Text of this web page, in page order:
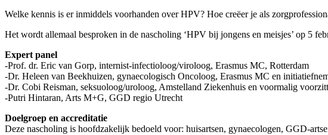
Welke kennis is er inmiddels voorhanden over HPV? Hoe creëer je als
Het wordt allemaal besproken in de nascholing ‘HPV bij jongens en meisjes’ op 5
Expert panel
-Prof. dr. Eric van Gorp, internist-infectioloog/viroloog, Erasmus MC, Rotterdam
-Dr. Heleen van Beekhuizen, gynaecologisch Oncoloog, Erasmus MC en
-Dr. Cobi Reisman, seksuoloog/uroloog, Amstelland Ziekenhuis en voormalig
-Putri Hintaran, Arts M+G, GGD regio Utrecht
Doelgroep en accreditatie
Deze nascholing is hoofdzakelijk bedoeld voor: huisartsen, gynaecologen, GGD-